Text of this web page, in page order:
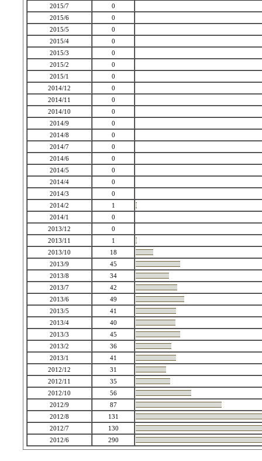
2015/7
0
2015/6
0
2015/5
0
2015/4
0
2015/3
0
2015/2
0
2015/1
0
2014/12
0
2014/11
0
2014/10
0
2014/9
0
2014/8
0
2014/7
0
2014/6
0
2014/5
0
2014/4
0
2014/3
0
2014/2
1
2014/1
0
2013/12
0
2013/11
1
2013/10
18
2013/9
45
2013/8
34
2013/7
42
2013/6
49
2013/5
41
2013/4
40
2013/3
45
2013/2
36
2013/1
41
2012/12
31
2012/11
35
2012/10
56
2012/9
87
2012/8
131
2012/7
130
2012/6
290